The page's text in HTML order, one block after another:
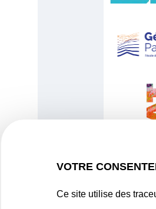
VOTRE
Ce site utilise des